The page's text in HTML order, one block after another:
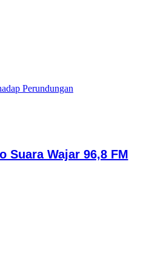
Perundungan
Suara Wajar 96,8 FM